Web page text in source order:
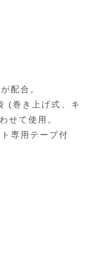
配合。
(巻き上げ式、キ
せて使用。
専用テープ付